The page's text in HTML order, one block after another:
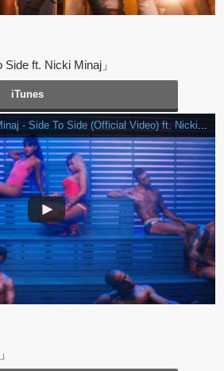
ft. Nicki Minaj」
iTunes
Ariana Grande ft. Nicki Minaj - Side To Side (Official Video) ft. Nicki Minaj